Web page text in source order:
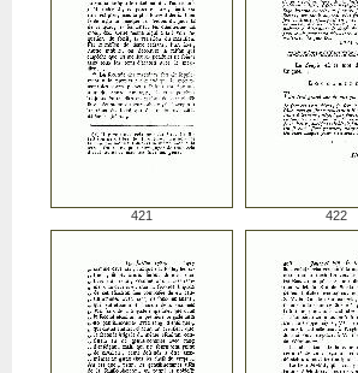
421 422